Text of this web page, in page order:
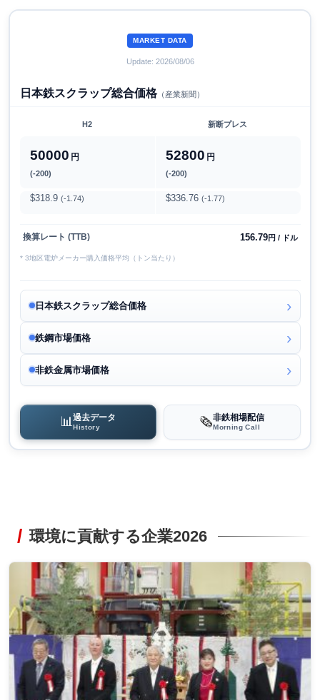
MARKET DATA
Update: 2026/08/06
日本鉄スクラップ総合価格（産業新聞）
H2 新断プレス
50000 円
(-200)
52800 円
(-200)
$318.9 (-1.74) $336.76 (-1.77)
換算レート (TTB) 156.79円 / ドル
* 3地区電炉メーカー購入価格平均（トン当たり）
日本鉄スクラップ総合価格
鉄鋼市場価格
非鉄金属市場価格
📊過去データ
History 🗞️非鉄相場配信
Morning Call
環境に貢献する企業2026